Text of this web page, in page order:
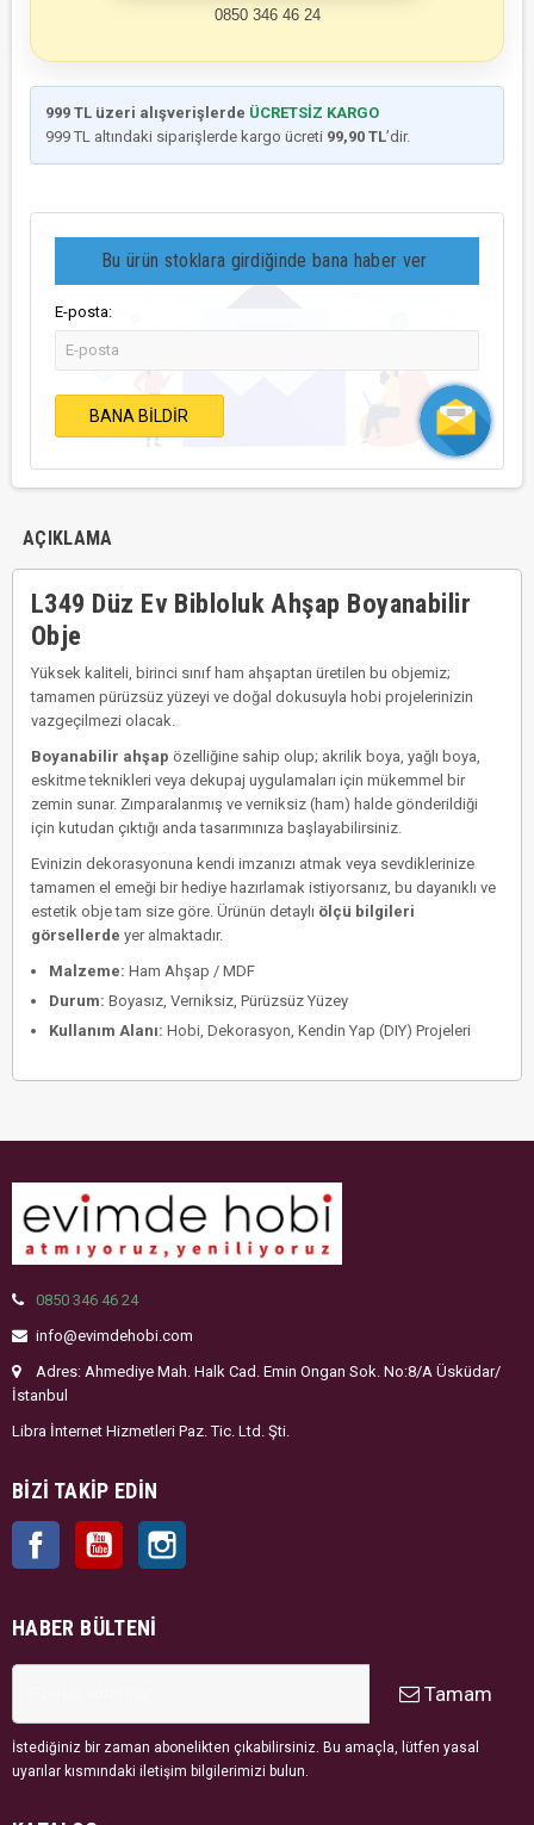
0850 346 46 24
999 TL üzeri alışverişlerde ÜCRETSİZ KARGO
999 TL altındaki siparişlerde kargo ücreti 99,90 TL’dir.
Bu ürün stoklara girdiğinde bana haber ver
E-posta:
BANA BILDIR
AÇIKLAMA
L349 Düz Ev Bibloluk Ahşap Boyanabilir
Obje
Yüksek kaliteli, birinci sınıf ham ahşaptan üretilen bu objemiz;
tamamen pürüzsüz yüzeyi ve doğal dokusuyla hobi projelerinizin
vazgeçilmezi olacak.
Boyanabilir ahşap özelliğine sahip olup; akrilik boya, yağlı boya,
eskitme teknikleri veya dekupaj uygulamaları için mükemmel bir
zemin sunar. Zımparalanmış ve verniksiz (ham) halde gönderildiği
için kutudan çıktığı anda tasarımınıza başlayabilirsiniz.
Evinizin dekorasyonuna kendi imzanızı atmak veya sevdiklerinize
tamamen el emeği bir hediye hazırlamak istiyorsanız, bu dayanıklı ve
estetik obje tam size göre. Ürünün detaylı ölçü bilgileri
görsellerde yer almaktadır.
Malzeme: Ham Ahşap / MDF
Durum: Boyasız, Verniksiz, Pürüzsüz Yüzey
Kullanım Alanı: Hobi, Dekorasyon, Kendin Yap (DIY) Projeleri
0850 346 46 24
info@evimdehobi.com
Adres: Ahmediye Mah. Halk Cad. Emin Ongan Sok. No:8/A Üsküdar/
İstanbul
Libra İnternet Hizmetleri Paz. Tic. Ltd. Şti.
BIZI TAKIP EDIN
Facebook YouTube
HABER BÜLTENI
Tamam
İstediğiniz bir zaman abonelikten çıkabilirsiniz. Bu amaçla, lütfen yasal
uyarılar kısmındaki iletişim bilgilerimizi bulun.